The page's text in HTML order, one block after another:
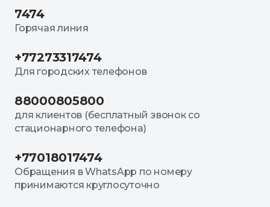
7474
Горячая линия
+77273317474
Для городских телефонов
88000805800
для клиентов (бесплатный звонок со
стационарного телефона)
+77018017474
Обращения в WhatsApp по номеру
принимаются круглосуточно